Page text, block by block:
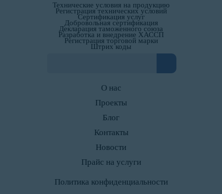
Технические условия на продукцию
Регистрация технических условий
Сертификация услуг
Добровольная сертификация
Декларация таможенного союза
Разработка и внедрение ХАССП
Регистрация торговой марки
Штрих коды
О нас
Проекты
Блог
Контакты
Новости
Прайс на услуги
Политика конфиденциальности